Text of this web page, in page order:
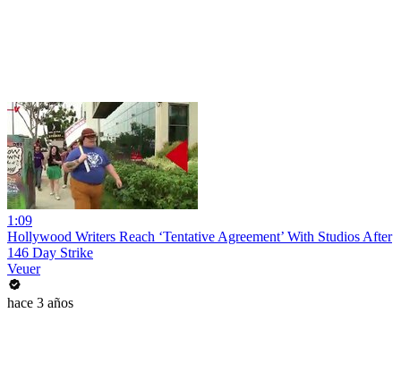
1:09
Hollywood Writers Reach ‘Tentative Agreement’ With Studios After
146 Day Strike
Veuer
hace 3 años